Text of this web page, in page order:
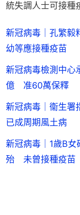
統失調人士可接種
新冠病毒｜孔繁
幼等應接種疫苗
新冠病毒檢測中
億 准60萬保釋
新冠病毒｜衞生
已成周期風土病
新冠病毒｜1歲B
殆 未曾接種疫苗